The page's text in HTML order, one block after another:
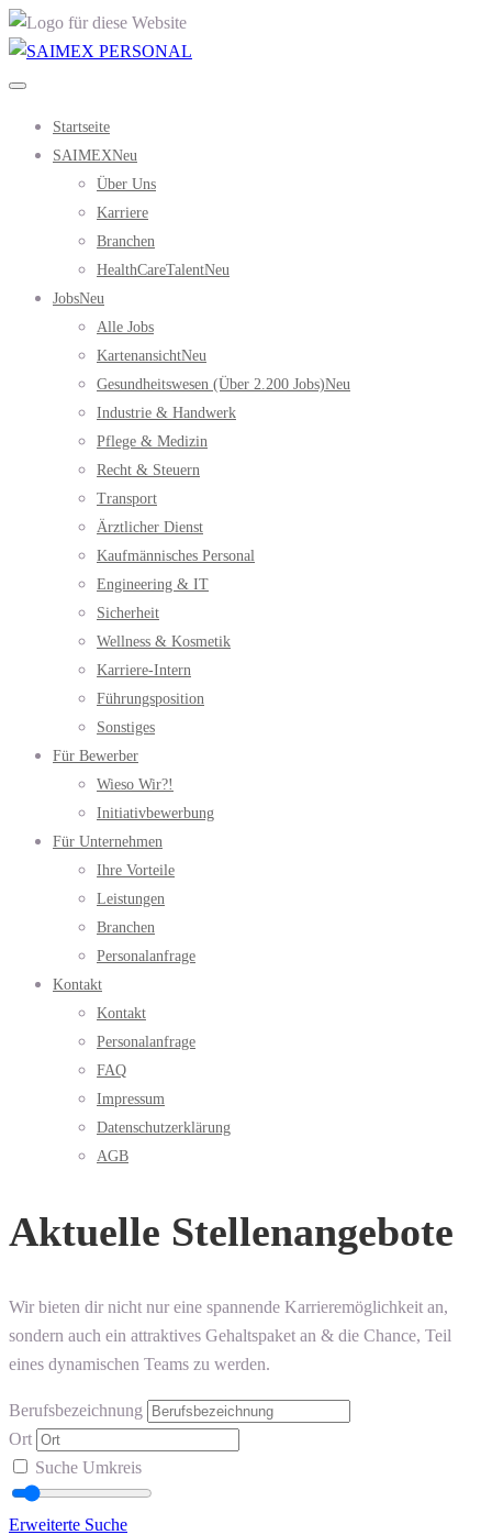
Startseite
SAIMEXNeu
Über Uns
Karriere
Branchen
HealthCareTalentNeu
JobsNeu
Alle Jobs
KartenansichtNeu
Gesundheitswesen (über 2.200 Jobs)Neu
Industrie & Handwerk
Pflege & Medizin
Recht & Steuern
Transport
Ärztlicher Dienst
Kaufmännisches Personal
Engineering & IT
Sicherheit
Wellness & Kosmetik
Karriere-Intern
Führungsposition
Sonstiges
Für Bewerber
Wieso Wir?!
Initiativbewerbung
Für Unternehmen
Ihre Vorteile
Leistungen
Branchen
Personalanfrage
Kontakt
Kontakt
Personalanfrage
FAQ
Impressum
Datenschutzerklärung
AGB
Aktuelle Stellenangebote
Wir bieten dir nicht nur eine spannende Karrieremöglichkeit an,
sondern auch ein attraktives Gehaltspaket an & die Chance, Teil
eines dynamischen Teams zu werden.
Berufsbezeichnung
Ort
Suche Umkreis
Erweiterte Suche